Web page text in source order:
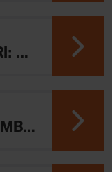
MONDIALI UNIVERSITARI: MARIANI CHIUDE 4° NELLA MIDDLE
TRAIL-O: MARCELLO LAMBERTINI E' ARGENTO EUROPEO IN POLONIA